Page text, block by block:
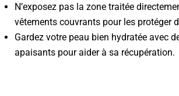
N’exposez pas la zone traitée
vêtements couvrants pour les protéger
Gardez votre peau bien hydratée avec
apaisants pour aider à sa récupération.